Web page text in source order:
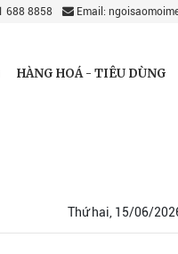
688 8858 Email:
HÀNG HOÁ - TIÊU DÙNG
Thứ hai, 15/06/